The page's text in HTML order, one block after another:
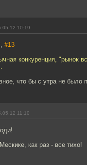
10:19
#13
конкуренция, "рынок
что бы с утра не было
11:10
как раз - все тихо!